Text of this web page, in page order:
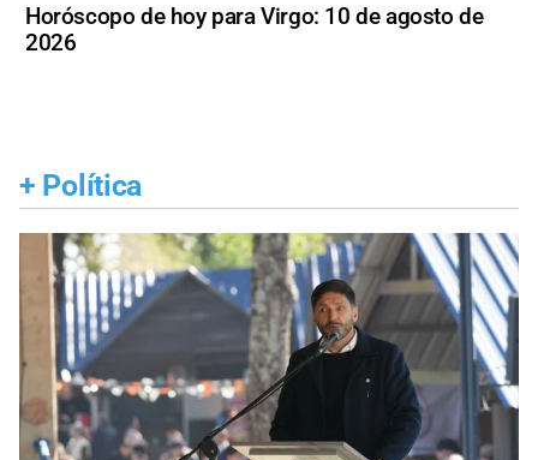
Horóscopo de hoy para Virgo: 10 de agosto de
2026
+ Política